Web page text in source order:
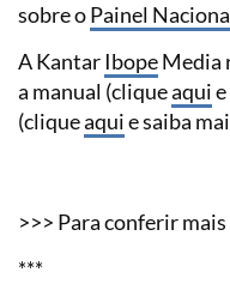
sobre oPainel
A KantarIbopeMedia
a manual (cliqueaqui
(cliqueaquie saiba
>>> Para conferir
***